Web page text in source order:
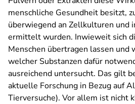
menschliche Gesundheit besitzt,
überwiegend an Zellkulturen und
ermittelt wurden. Inwieweit sich
Menschen übertragen lassen und
welcher Substanzen dafür
ausreichend untersucht. Das gilt
aktuelle Forschung in Bezug auf
Tierversuche). Vor allem ist nicht